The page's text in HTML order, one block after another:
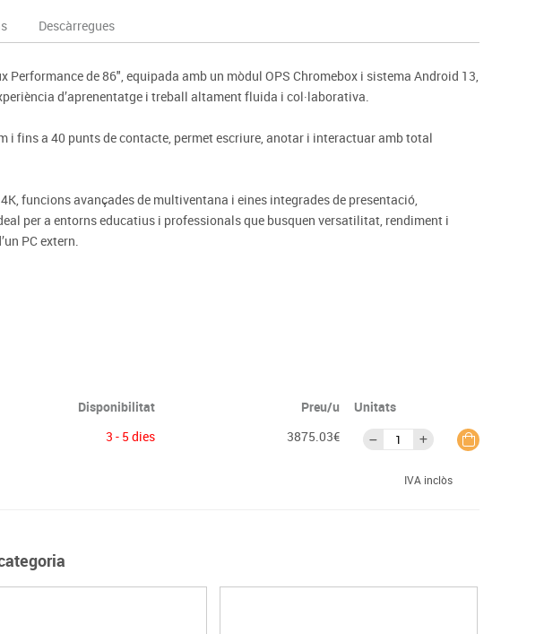
i polivalents
Entrenament
Foam
Esports raqueta
Gimnàstica rítmica
Descàrregues
de 86", equipada amb un mòdul OPS Chromebox i sistema Android 13,
d’aprenentatge i treball altament fluida i col·laborativa.
i fins a 40 punts de contacte, permet escriure, anotar i interactuar amb total
funcions avançades de multiventana i eines integrades de presentació,
per a entorns educatius i professionals que busquen versatilitat, rendiment i
PC extern.
Disponibilitat Preu/u
Unitats
3 - 5 dies 3875.03€
IVA inclòs